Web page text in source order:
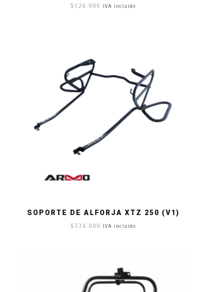
$ 126.000 IVA incluido
SOPORTE DE ALFORJA XTZ 250 (V1)
$334.000 IVA incluido